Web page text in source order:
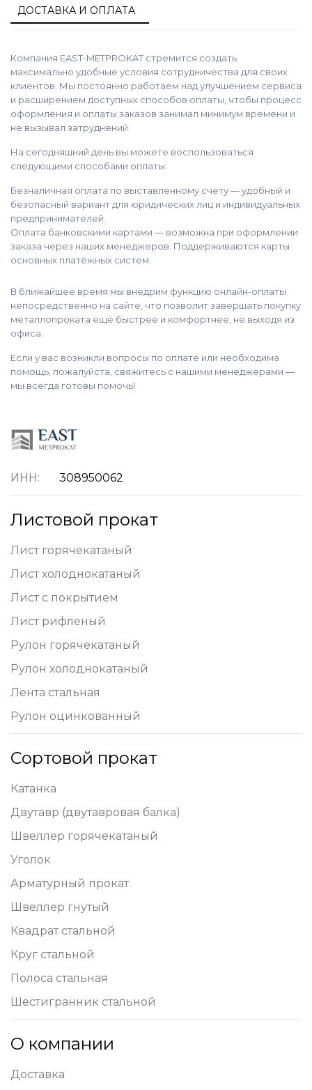
ДОСТАВКА И ОПЛАТА
Компания EAST-METPROKAT стремится создать
максимально удобные условия сотрудничества для своих
клиентов. Мы постоянно работаем над улучшением сервиса
и расширением доступных способов оплаты, чтобы процесс
оформления и оплаты заказов занимал минимум времени и
не вызывал затруднений.
На сегодняшний день вы можете воспользоваться
следующими способами оплаты:
Безналичная оплата по выставленному счету — удобный и
безопасный вариант для юридических лиц и индивидуальных
предпринимателей.
Оплата банковскими картами — возможна при оформлении
заказа через наших менеджеров. Поддерживаются карты
основных платёжных систем.
В ближайшее время мы внедрим функцию онлайн-оплаты
непосредственно на сайте, что позволит завершать покупку
металлопроката ещё быстрее и комфортнее, не выходя из
офиса.
Если у вас возникли вопросы по оплате или необходима
помощь, пожалуйста, свяжитесь с нашими менеджерами —
мы всегда готовы помочь!
ИНН: 308950062
Листовой прокат
Лист горячекатаный
Лист холоднокатаный
Лист с покрытием
Лист рифленый
Рулон горячекатаный
Рулон холоднокатаный
Лента стальная
Рулон оцинкованный
Сортовой прокат
Катанка
Двутавр (двутавровая балка)
Швеллер горячекатаный
Уголок
Арматурный прокат
Швеллер гнутый
Квадрат стальной
Круг стальной
Полоса стальная
Шестигранник стальной
О компании
Доставка